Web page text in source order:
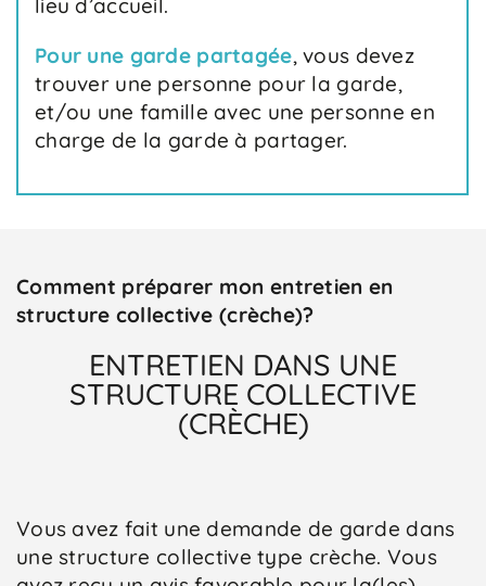
lieu d’accueil.
Pour une garde partagée, vous devez
trouver une personne pour la garde,
et/ou une famille avec une personne en
charge de la garde à partager.
Comment préparer mon entretien en
structure collective (crèche)?
ENTRETIEN DANS UNE
STRUCTURE COLLECTIVE
(CRÈCHE)
Vous avez fait une demande de garde dans
une structure collective type crèche. Vous